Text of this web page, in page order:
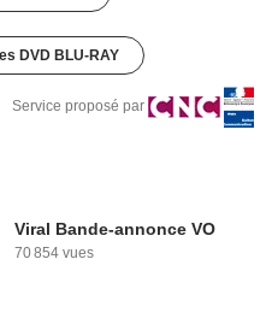
DVD BLU-RAY
Service proposé par
Viral Bande-annonce VO
70 854 vues